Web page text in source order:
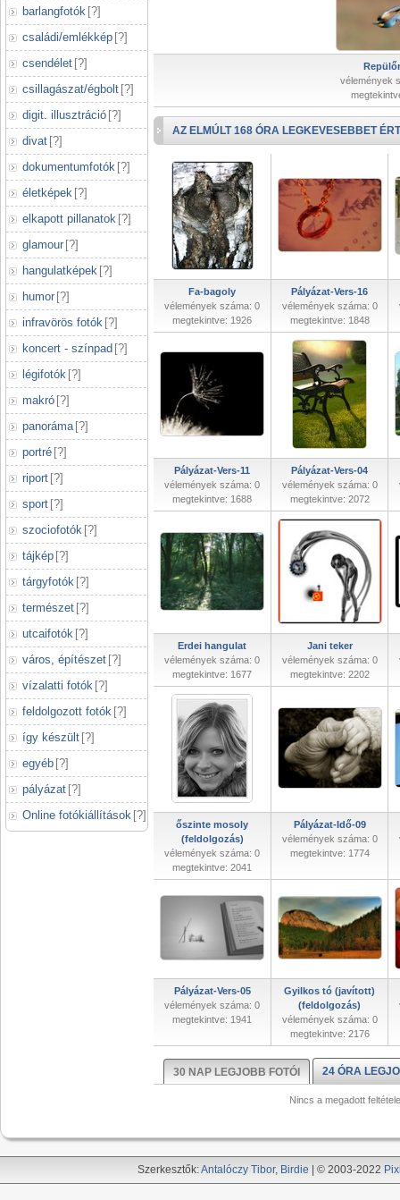
barlangfotók [?]
családi/emlékkép [?]
csendélet [?]
csillagászat/égbolt [?]
digit. illusztráció [?]
divat [?]
dokumentumfotók [?]
életképek [?]
elkapott pillanatok [?]
glamour [?]
hangulatképek [?]
humor [?]
infravörös fotók [?]
koncert - színpad [?]
légifotók [?]
makró [?]
panoráma [?]
portré [?]
riport [?]
sport [?]
szociofotók [?]
tájkép [?]
tárgyfotók [?]
természet [?]
utcaifotók [?]
város, építészet [?]
vízalatti fotók [?]
feldolgozott fotók [?]
így készült [?]
egyéb [?]
pályázat [?]
Online fotókiállítások [?]
vélemények
AZ ELMÚLT 168 ÓRA LEGKEVESEBBET
Fa-bagoly
vélemények száma: 0
megtekintve: 1926
Pályázat-Vers-16
vélemények száma: 0
megtekintve: 1848
Pályázat-Vers-11
vélemények száma: 0
megtekintve: 1688
Pályázat-Vers-04
vélemények száma: 0
megtekintve: 2072
Erdei hangulat
vélemények száma: 0
megtekintve: 1677
Jani teker
vélemények száma: 0
megtekintve: 2202
őszinte mosoly
(feldolgozás)
vélemények száma: 0
megtekintve: 2041
Pályázat-Idő-09
vélemények száma: 0
megtekintve: 1774
Pályázat-Vers-05
vélemények száma: 0
megtekintve: 1941
Gyilkos tó (javított)
(feldolgozás)
vélemények száma: 0
megtekintve: 2176
30 NAP LEGJOBB FOTÓI 24 ÓRA
Nincs a megadott
Szerkesztők:Antalóczy Tibor, Birdie | © 2003-2022